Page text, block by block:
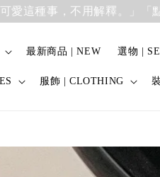
種事，不用解釋。」「點進
最新商品 | NEW 選物 |
服飾 | CLOTHING